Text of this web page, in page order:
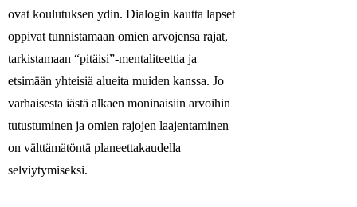
ovat koulutuksen ydin. Dialogin kautta lapset
oppivat tunnistamaan omien arvojensa rajat,
tarkistamaan “pitäisi”-mentaliteettia ja
etsimään yhteisiä alueita muiden kanssa. Jo
varhaisesta iästä alkaen moninaisiin arvoihin
tutustuminen ja omien rajojen laajentaminen
on välttämätöntä planeettakaudella
selviytymiseksi.